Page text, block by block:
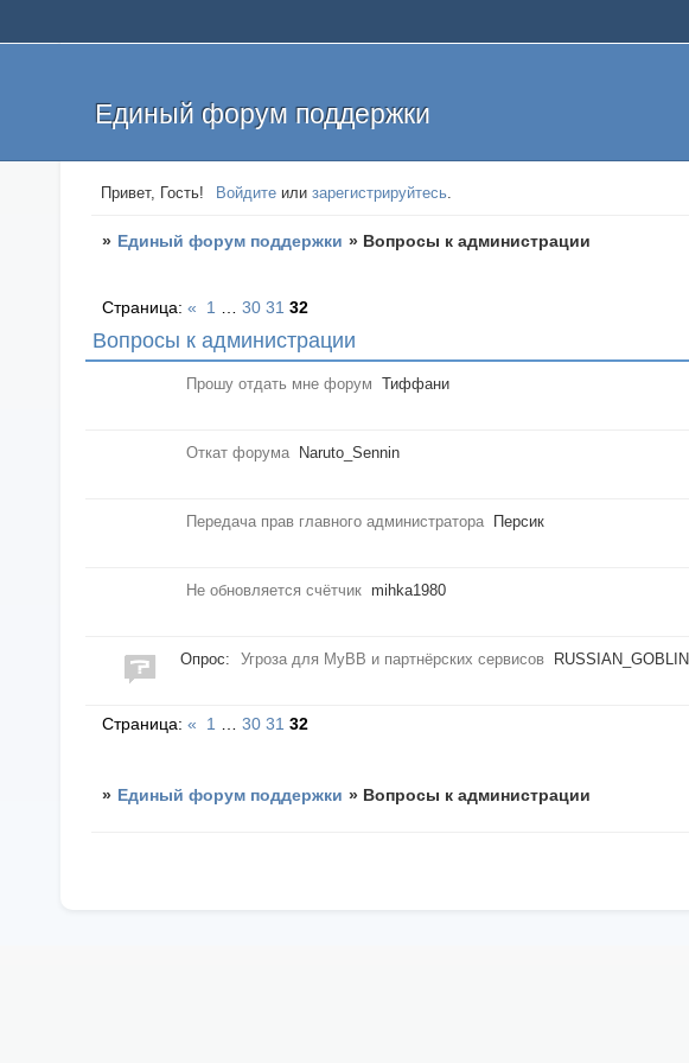
Единый форум поддержки
Привет, Гость! Войдите илизарегистрируйтесь.
» Единый форум поддержки » Вопросы к администрации
Вопросы к администрации
Страница:« 1 … 30 31 32
Прошу отдать мне форум Тиффани
Откат форума Naruto_Sennin
Передача прав главного администратора Персик
Не обновляется счётчик mihka1980
Опрос: Угроза для МуВВ и партнёрских сервисов RUSSIAN_GOBLIN
Страница:« 1 30 31 32
» Единый форум поддержки » Вопросы к администрации